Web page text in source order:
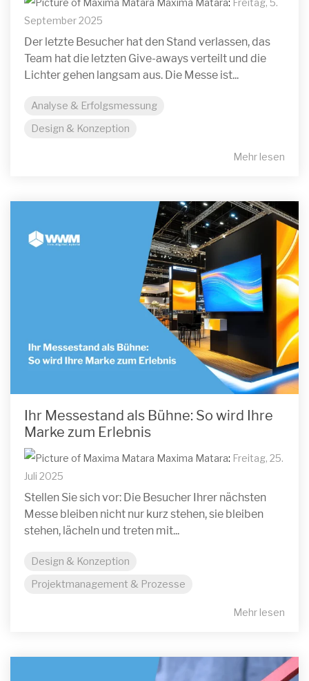
Maxima Matara: Freitag, 5.
September 2025
Der letzte Besucher hat den Stand verlassen, das
Team hat die letzten Give-aways verteilt und die
Lichter gehen langsam aus. Die Messe ist...
Analyse & Erfolgsmessung
Design & Konzeption
Mehr lesen
Ihr Messestand als Bühne: So wird Ihre
Marke zum Erlebnis
Maxima Matara: Freitag, 25.
Juli 2025
Stellen Sie sich vor: Die Besucher Ihrer nächsten
Messe bleiben nicht nur kurz stehen, sie bleiben
stehen, lächeln und treten mit...
Design & Konzeption
Projektmanagement & Prozesse
Mehr lesen